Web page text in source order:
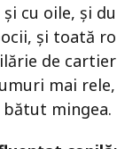
cu oile, și
și toată
de
mai
bătut mingea.